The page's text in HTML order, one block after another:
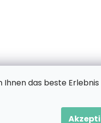
das beste Erlebnis